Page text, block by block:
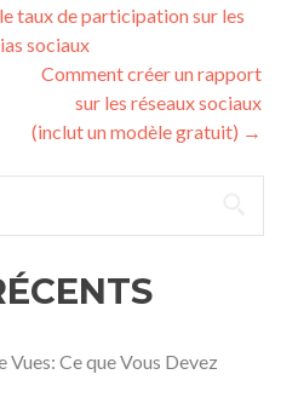
taux de participation sur les
sociaux
Comment créer un rapport
sur les réseaux sociaux
(inclut un modèle gratuit) →
Vues: Ce que Vous Devez